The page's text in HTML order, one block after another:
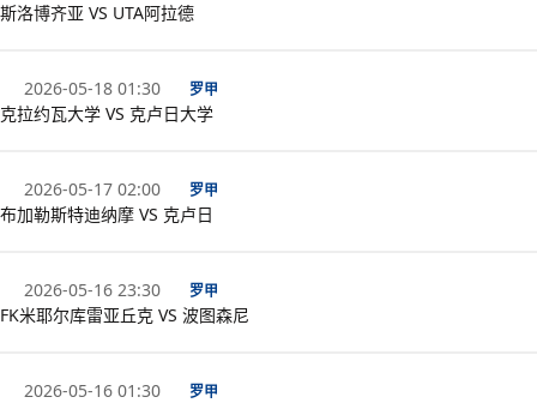
斯洛博齐亚 VS UTA阿拉德
2026-05-18 01:30 罗甲
克拉约瓦大学 VS 克卢日大学
2026-05-17 02:00 罗甲
布加勒斯特迪纳摩 VS 克卢日
2026-05-16 23:30 罗甲
FK米耶尔库雷亚丘克 VS 波图森尼
2026-05-16 01:30 罗甲